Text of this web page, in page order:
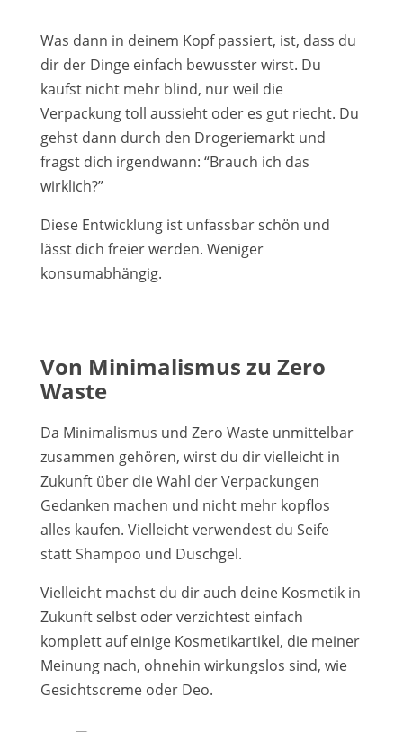
Was dann in deinem Kopf passiert, ist, dass du
dir der Dinge einfach bewusster wirst. Du
kaufst nicht mehr blind, nur weil die
Verpackung toll aussieht oder es gut riecht. Du
gehst dann durch den Drogeriemarkt und
fragst dich irgendwann: “Brauch ich das
wirklich?”
Diese Entwicklung ist unfassbar schön und
lässt dich freier werden. Weniger
konsumabhängig.
Von Minimalismus zu Zero
Waste
Da Minimalismus und Zero Waste unmittelbar
zusammen gehören, wirst du dir vielleicht in
Zukunft über die Wahl der Verpackungen
Gedanken machen und nicht mehr kopflos
alles kaufen. Vielleicht verwendest du Seife
statt Shampoo und Duschgel.
Vielleicht machst du dir auch deine Kosmetik in
Zukunft selbst oder verzichtest einfach
komplett auf einige Kosmetikartikel, die meiner
Meinung nach, ohnehin wirkungslos sind, wie
Gesichtscreme oder Deo.